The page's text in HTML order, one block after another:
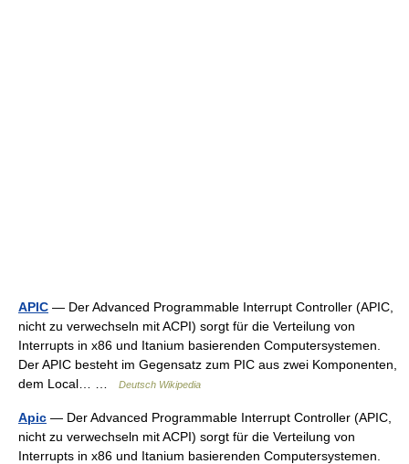
APIC — Der Advanced Programmable Interrupt Controller (APIC,
nicht zu verwechseln mit ACPI) sorgt für die Verteilung von
Interrupts in x86 und Itanium basierenden Computersystemen.
Der APIC besteht im Gegensatz zum PIC aus zwei Komponenten,
dem Local… …
Deutsch Wikipedia
Apic — Der Advanced Programmable Interrupt Controller (APIC,
nicht zu verwechseln mit ACPI) sorgt für die Verteilung von
Interrupts in x86 und Itanium basierenden Computersystemen.